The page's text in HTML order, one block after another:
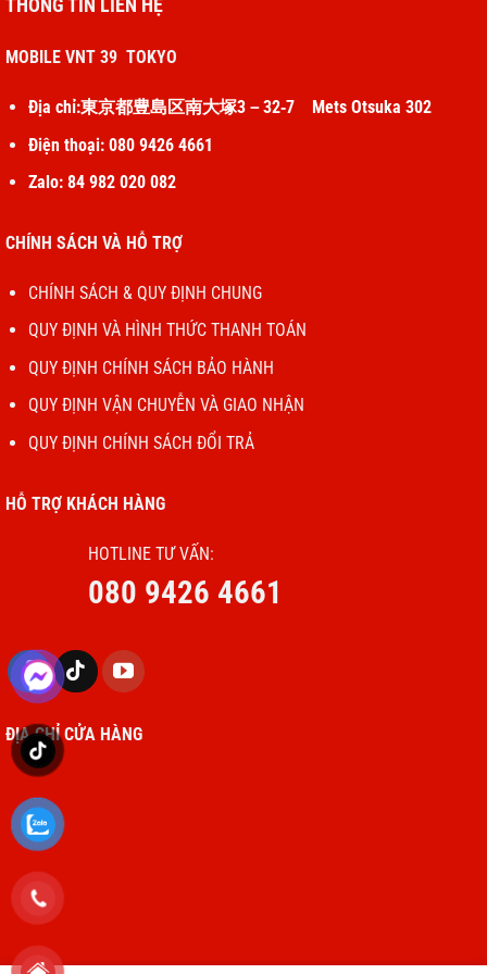
THÔNG TIN LIÊN HỆ
MOBILE VNT 39 TOKYO
Địa chỉ:東京都豊島区南大塚3－32‐7 Mets Otsuka 302
Điện thoại: 080 9426 4661
Zalo: 84 982 020 082
CHÍNH SÁCH VÀ HỖ TRỢ
CHÍNH SÁCH & QUY ĐỊNH CHUNG
QUY ĐỊNH VÀ HÌNH THỨC THANH TOÁN
QUY ĐỊNH CHÍNH SÁCH BẢO HÀNH
QUY ĐỊNH VẬN CHUYỄN VÀ GIAO NHẬN
QUY ĐỊNH CHÍNH SÁCH ĐỔI TRẢ
HỖ TRỢ KHÁCH HÀNG
HOTLINE TƯ VẤN:
080 9426 4661
ĐỊA CHỈ CỬA HÀNG